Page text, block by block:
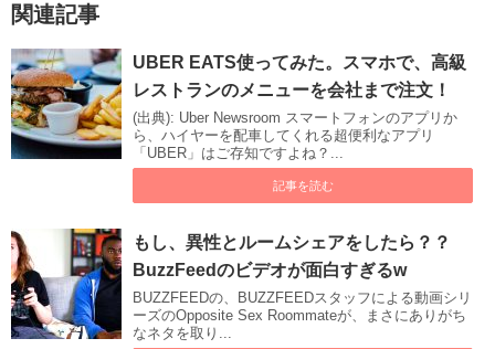
関連記事
UBER EATS使ってみた。スマホで、高級
レストランのメニューを会社まで注文！
(出典): Uber Newsroom スマートフォンのアプリか
ら、ハイヤーを配車してくれる超便利なアプリ
「UBER」はご存知ですよね？...
記事を読む
もし、異性とルームシェアをしたら？？
BuzzFeedのビデオが面白すぎるw
BUZZFEEDの、BUZZFEEDスタッフによる動画シリ
ーズのOpposite Sex Roommateが、まさにありがち
なネタを取り...